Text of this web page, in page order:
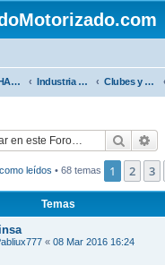
ARCHIVO HASTA 2018 Industria automotriz Clubes y Marcas
Buscar
leídos • 68 temas 1 2 3
Temas
« 08 Mar 2016 16:24